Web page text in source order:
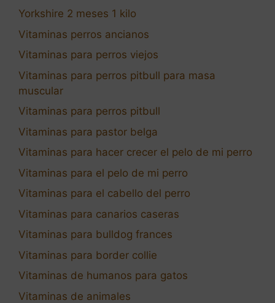
Yorkshire 2 meses 1 kilo
Vitaminas perros ancianos
Vitaminas para perros viejos
Vitaminas para perros pitbull para masa
muscular
Vitaminas para perros pitbull
Vitaminas para pastor belga
Vitaminas para hacer crecer el pelo de mi perro
Vitaminas para el pelo de mi perro
Vitaminas para el cabello del perro
Vitaminas para canarios caseras
Vitaminas para bulldog frances
Vitaminas para border collie
Vitaminas de humanos para gatos
Vitaminas de animales